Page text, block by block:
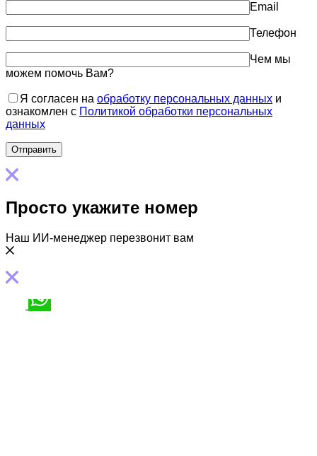
Email
Телефон
Чем мы
можем помочь Вам?
Я согласен на обработку персональных данных и
ознакомлен с Политикой обработки персональных
данных
Просто укажите номер
Наш ИИ-менеджер перезвонит вам